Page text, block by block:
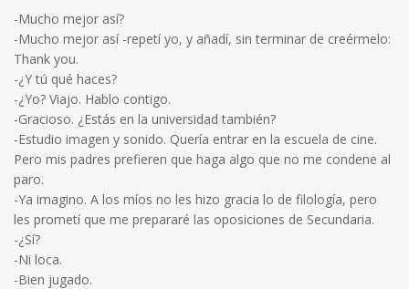
-Mucho mejor así?
-Mucho mejor así -repetí yo, y añadí, sin terminar de creérmelo:
Thank you.
-¿Y tú qué haces?
-¿Yo? Viajo. Hablo contigo.
-Gracioso. ¿Estás en la universidad también?
-Estudio imagen y sonido. Quería entrar en la escuela de cine.
Pero mis padres prefieren que haga algo que no me condene al
paro.
-Ya imagino. A los míos no les hizo gracia lo de filología, pero
les prometí que me prepararé las oposiciones de Secundaria.
-¿Sí?
-Ni loca.
-Bien jugado.